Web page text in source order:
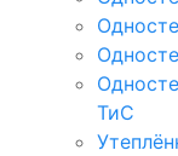
ТиС